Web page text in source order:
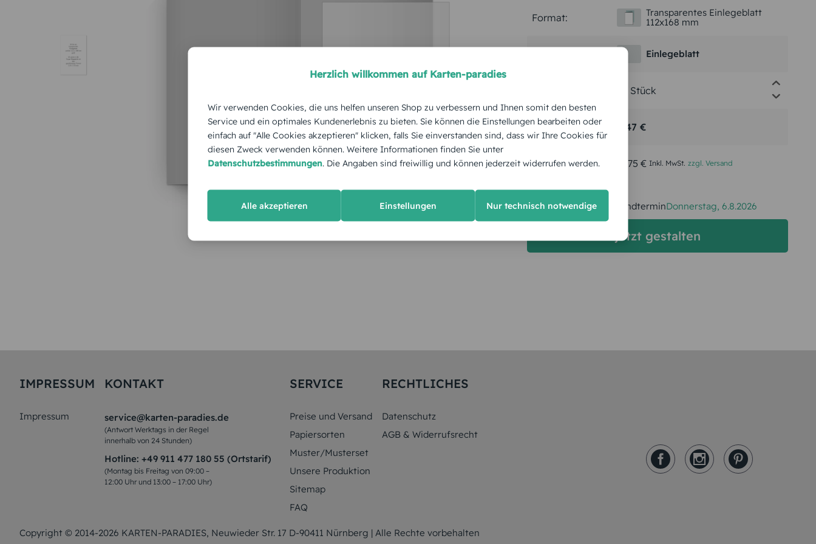
Format:
Transparentes Einlegeblatt
112x168 mm
Einlegeblatt
Stückpreis: 0,47 €
Gesamtpreis: 11,75 € Inkl. MwSt. zzgl. Versand
Spätester VersandterminDonnerstag, 6.8.2026
jetzt gestalten
IMPRESSUM
Impressum
KONTAKT
service@karten-paradies.de
(Antwort Werktags in der Regel
innerhalb von 24 Stunden)
Hotline: +49 911 477 180 55 (Ortstarif)
(Montag bis Freitag von 09:00 –
12:00 Uhr und 13:00 – 17:00 Uhr)
SERVICE
Preise und Versand
Papiersorten
Muster/Musterset
Unsere Produktion
Sitemap
FAQ
RECHTLICHES
Datenschutz
AGB & Widerrufsrecht
Copyright © 2014-2026 KARTEN-PARADIES, Neuwieder Str. 17 D-90411 Nürnberg | Alle Rechte vorbehalten
Herzlich willkommen auf Karten-paradies
Wir verwenden Cookies, die uns helfen unseren Shop zu verbessern und Ihnen somit den besten
Service und ein optimales Kundenerlebnis zu bieten. Sie können die Einstellungen bearbeiten oder
einfach auf "Alle Cookies akzeptieren" klicken, falls Sie einverstanden sind, dass wir Ihre Cookies für
diesen Zweck verwenden können. Weitere Informationen finden Sie unter
Datenschutzbestimmungen. Die Angaben sind freiwillig und können jederzeit widerrufen werden.
Alle akzeptieren Einstellungen Nur technisch notwendige